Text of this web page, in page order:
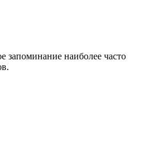
запоминание наиболее часто